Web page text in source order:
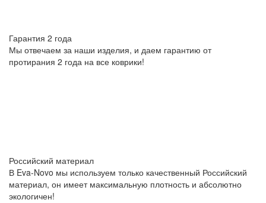
Гарантия 2 года
Мы отвечаем за наши изделия, и даем гарантию от
протирания 2 года на все коврики!
Российский материал
В Eva-Novo мы используем только качественный Российский
материал, он имеет максимальную плотность и абсолютно
экологичен!